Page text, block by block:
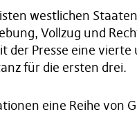
westlichen
Vollzug und
Presse eine vierte
für die ersten drei.
eine Reihe von